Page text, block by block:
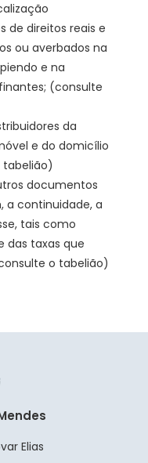
de direitos reais e
ou averbados na
e na
(consulte
da
e do domicílio
documentos
a continuidade, a
tais como
das taxas que
o tabelião)
Elias